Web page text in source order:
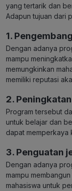
yang tertarik dan
Adapun tujuan dari
1.
Dengan adanya
mampu
memungkinkan
memiliki reputasi
2.
Program tersebut
untuk belajar dan
dapat memperkaya
3. Penguatan
Dengan adanya
mampu
mahasiswa untuk